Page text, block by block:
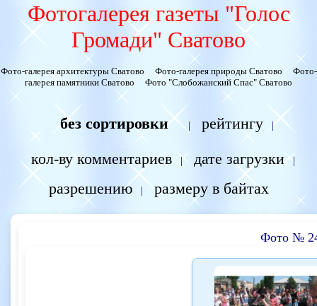
Фотогалерея газеты "Голос
Громади" Сватово
Фото-галерея архитектуры Сватово Фото-галерея природы Сватово
Фото-
галерея памятники Сватово
Фото "Слобожанский Спас" Сватово
без сортировки | рейтингу |
кол-ву комментариев | дате загрузки |
разрешению | размеру в байтах
Фото №